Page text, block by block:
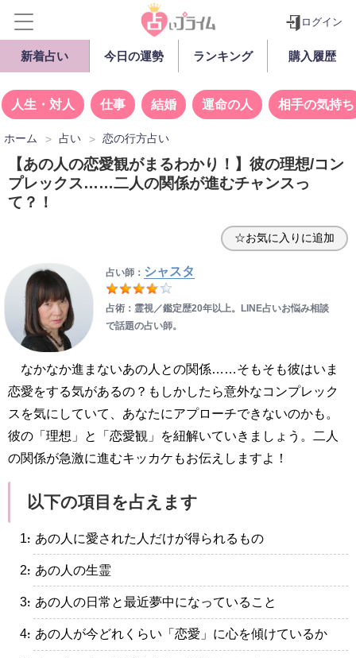
ログイン
新着占い 今日の運勢 ランキング 購入履歴
人生・対人 仕事 結婚 運命の人 相手の気持ち
ホーム 占い 恋の行方占い
【あの人の恋愛観がまるわかり！】彼の理想/コン
プレックス……二人の関係が進むチャンスっ
て？！
☆お気に入りに追加
占い師： シャスタ
占術：霊視／鑑定歴20年以上。LINE占いお悩み相談
で話題の占い師。
なかなか進まないあの人との関係……そもそも彼はいま
恋愛をする気があるの？もしかしたら意外なコンプレック
スを気にしていて、あなたにアプローチできないのかも。
彼の「理想」と「恋愛観」を紐解いていきましょう。二人
の関係が急激に進むキッカケもお伝えしますよ！
以下の項目を占えます
・あの人に愛された人だけが得られるもの
・あの人の生霊
・あの人の日常と最近夢中になっていること
・あの人が今どれくらい「恋愛」に心を傾けているか